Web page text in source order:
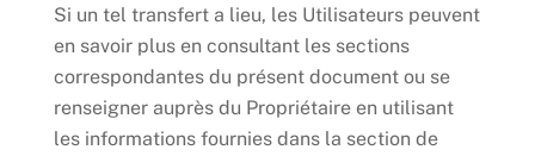
Si un tel transfert a lieu, les Utilisateurs peuvent
en savoir plus en consultant les sections
correspondantes du présent document ou se
renseigner auprès du Propriétaire en utilisant
les informations fournies dans la section de